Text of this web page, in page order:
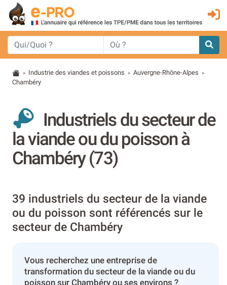
> Industrie des viandes et poissons > Auvergne-Rhône-Alpes >
Chambéry
Industriels du secteur de
la viande ou du poisson à
Chambéry (73)
39 industriels du secteur de la viande
ou du poisson sont référencés sur le
secteur de Chambéry
Vous recherchez une entreprise de
transformation du secteur de la viande ou du
poisson sur Chambéry ou ses environs ?